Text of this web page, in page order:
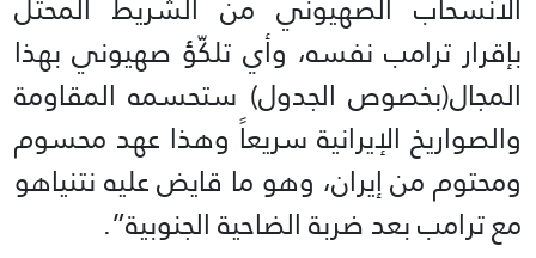
بإقرار ترامب نفسه، وأي تلكّؤ صهيوني بهذا
المجال(بخصوص الجدول) ستحسمه المقاومة
والصواريخ الإيرانية سريعاً وهذا عهد محسوم
ومحتوم من إيران، وهو ما قايض عليه نتنياهو
مع ترامب بعد ضربة الضاحية الجنوبية”.